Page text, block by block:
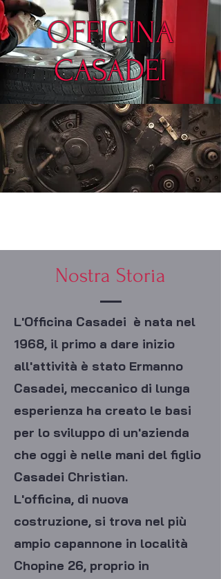
OFFICINA
CASADEI
Nostra Storia
L'Officina Casadei è nata nel
1968, il primo a dare inizio
all'attività è stato Ermanno
Casadei, meccanico di lunga
esperienza ha creato le basi
per lo sviluppo di un'azienda
che oggi è nelle mani del figlio
Casadei Christian.
L'officina, di nuova
costruzione, si trova nel più
ampio capannone in località
Chopine 26, proprio in